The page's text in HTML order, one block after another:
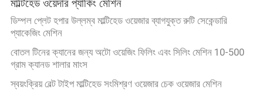
আমাদের
সাথে
যোগাযোগ
করুন
মাল্টিহেড ওয়েদার প্যাকিং মেশিন
ডিম্পল প্লেট হপার উল্লম্ব মাল্টিহেড ওয়েজার ব্যাগযুক্ত রুটি সেকেন্ডারি
প্যাকেজিং মেশিন
বোতল টিনের ক্যানের জন্য অটো ওয়েজিং ফিলিং এবং সিলিং মেশিন 10-500
গ্রাম ক্যানড শালার মাংস
স্বয়ংক্রিয় বেল্ট টাইপ মাল্টিহেড সংমিশ্রণ ওয়েজার চেক ওয়েজার মেশিন